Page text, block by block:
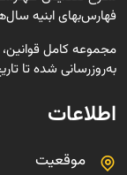
فهارس‌بهای ابنیه
مجموعه کامل
به‌روزرسانی شده تا تاریخ 1398/
اطلاعات
موقعیت